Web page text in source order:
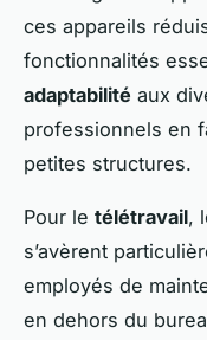
ces appareils
fonctionnalités
adaptabilité aux
professionnels en
petites structures.
Pour le télétravail,
s’avèrent
employés de
en dehors du